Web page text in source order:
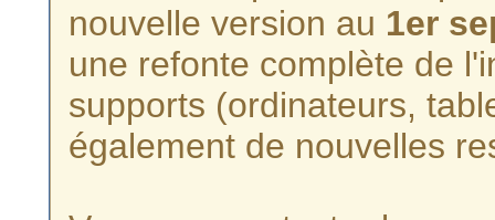
nouvelle version au 1er
une refonte complète de
supports (ordinateurs,
également de nouvelles